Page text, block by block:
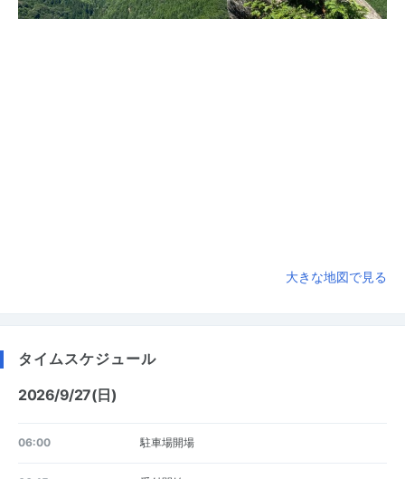
大きな地図で見る
タイムスケジュール
2026/9/27(日)
06:00 駐車場開場